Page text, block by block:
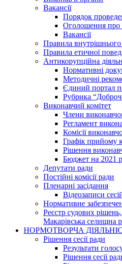
Вакансії
Порядок
Оголошення про
Вакансії
Правила
Правила етичної
Антикорупційна
Нормативні
Методичні
Єдиний портал
Рубрика
Виконавчий комітет
Члени
Регламент
Комісії
Графік прийому
Рішення
Бюджет на 2021
Депутати ради
Постійні комісії ради
Пленарні засідання
Відеозаписи
Нормативне
Реєстр судових
Макарівська селищна
НОРМОТВОРЧА
Рішення сесії ради
Результати
Рішення сесії